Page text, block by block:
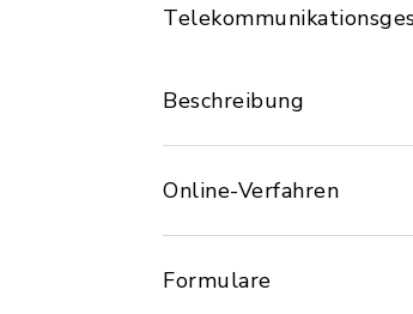
Beschreibung
Online-Verfahren
Formulare